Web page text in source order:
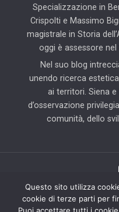
Specializzazione in
Crispolti e Massimo
magistrale in Storia
oggi è assessore
Nel suo blog
unendo ricerca
ai territori. Siena e
d’osservazione
comunità, dello
© 2025 Il Blog di Pierluigi
Questo sito utilizza
cookie di terze parti per